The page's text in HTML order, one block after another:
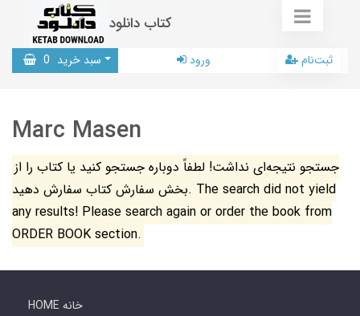
کتاب دانلود
سبد خرید 0 ورود ثبت‌نام
Marc Masen
جستجو نتیجه‌ای نداشت! لطفاً دوباره جستجو کنید یا کتاب را از
بخش سفارش کتاب سفارش دهید. The search did not yield
any results! Please search again or order the book from
ORDER BOOK section.
HOME خانه